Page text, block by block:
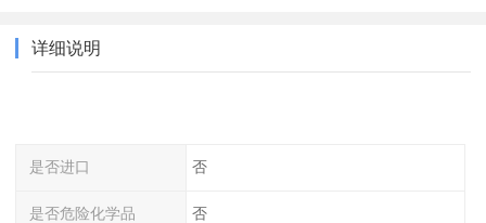
详细说明
是否进口 否
是否危险化学品 否